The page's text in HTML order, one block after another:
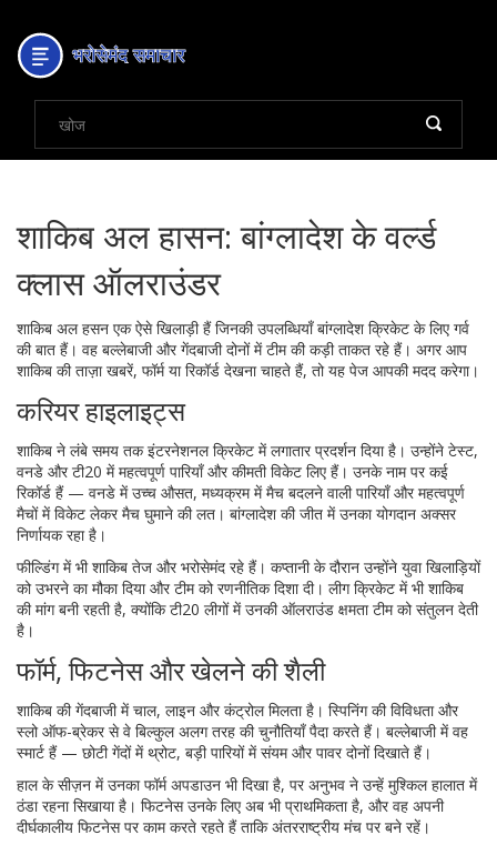
शाकिब अल हासन: बांग्लादेश के वर्ल्ड
क्लास ऑलराउंडर
शाकिब अल हसन एक ऐसे खिलाड़ी हैं जिनकी उपलब्धियाँ बांग्लादेश क्रिकेट के लिए गर्व
की बात हैं। वह बल्लेबाजी और गेंदबाजी दोनों में टीम की कड़ी ताकत रहे हैं। अगर आप
शाकिब की ताज़ा खबरें, फॉर्म या रिकॉर्ड देखना चाहते हैं, तो यह पेज आपकी मदद करेगा।
करियर हाइलाइट्स
शाकिब ने लंबे समय तक इंटरनेशनल क्रिकेट में लगातार प्रदर्शन दिया है। उन्होंने टेस्ट,
वनडे और टी20 में महत्वपूर्ण पारियाँ और कीमती विकेट लिए हैं। उनके नाम पर कई
रिकॉर्ड हैं — वनडे में उच्च औसत, मध्यक्रम में मैच बदलने वाली पारियाँ और महत्वपूर्ण
मैचों में विकेट लेकर मैच घुमाने की लत। बांग्लादेश की जीत में उनका योगदान अक्सर
निर्णायक रहा है।
फील्डिंग में भी शाकिब तेज और भरोसेमंद रहे हैं। कप्तानी के दौरान उन्होंने युवा खिलाड़ियों
को उभरने का मौका दिया और टीम को रणनीतिक दिशा दी। लीग क्रिकेट में भी शाकिब
की मांग बनी रहती है, क्योंकि टी20 लीगों में उनकी ऑलराउंड क्षमता टीम को संतुलन देती
है।
फॉर्म, फिटनेस और खेलने की शैली
शाकिब की गेंदबाजी में चाल, लाइन और कंट्रोल मिलता है। स्पिनिंग की विविधता और
स्लो ऑफ-ब्रेकर से वे बिल्कुल अलग तरह की चुनौतियाँ पैदा करते हैं। बल्लेबाजी में वह
स्मार्ट हैं — छोटी गेंदों में थ्रोट, बड़ी पारियों में संयम और पावर दोनों दिखाते हैं।
हाल के सीज़न में उनका फॉर्म अपडाउन भी दिखा है, पर अनुभव ने उन्हें मुश्किल हालात में
ठंडा रहना सिखाया है। फिटनेस उनके लिए अब भी प्राथमिकता है, और वह अपनी
दीर्घकालीय फिटनेस पर काम करते रहते हैं ताकि अंतरराष्ट्रीय मंच पर बने रहें।